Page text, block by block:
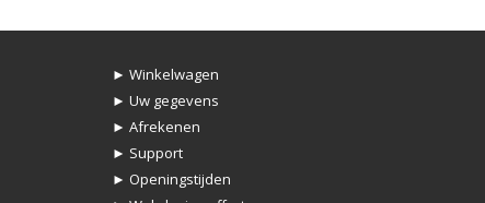
► Winkelwagen
► Uw gegevens
► Afrekenen
► Support
► Openingstijden